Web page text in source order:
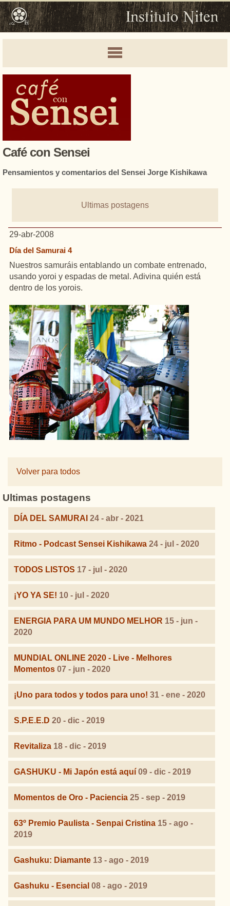
Café con Sensei
Pensamientos y comentarios del Sensei Jorge Kishikawa
Ultimas postagens
29-abr-2008
Día del Samurai 4
Nuestros samuráis entablando un combate entrenado,
usando yoroi y espadas de metal. Adivina quién está
dentro de los yorois.
Volver para todos
Ultimas postagens
DÍA DEL SAMURAI 24 - abr - 2021
Ritmo - Podcast Sensei Kishikawa 24 - jul - 2020
TODOS LISTOS 17 - jul - 2020
¡YO YA SE! 10 - jul - 2020
ENERGIA PARA UM MUNDO MELHOR 15 - jun -
2020
MUNDIAL ONLINE 2020 - Live - Melhores
Momentos 07 - jun - 2020
¡Uno para todos y todos para uno! 31 - ene - 2020
S.P.E.E.D 20 - dic - 2019
Revitaliza 18 - dic - 2019
GASHUKU - Mi Japón está aquí 09 - dic - 2019
Momentos de Oro - Paciencia 25 - sep - 2019
63º Premio Paulista - Senpai Cristina 15 - ago -
2019
Gashuku: Diamante 13 - ago - 2019
Gashuku - Esencial 08 - ago - 2019